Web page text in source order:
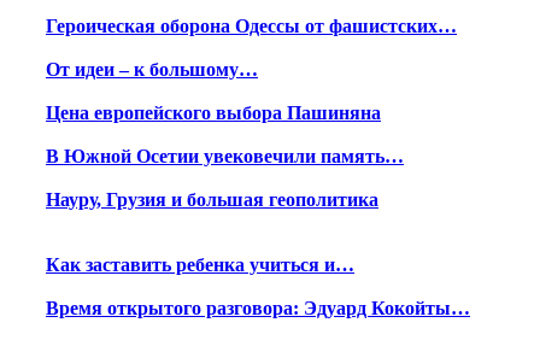
Героическая оборона Одессы от фашистских…
От идеи – к большому…
Цена европейского выбора Пашиняна
В Южной Осетии увековечили память…
Науру, Грузия и большая геополитика
Как заставить ребенка учиться и…
Время открытого разговора: Эдуард Кокойты…